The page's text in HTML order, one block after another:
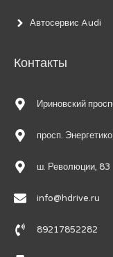
Автосервис Audi
Контакты
Ириновский
просп.
ш. Революции, 83
info@hdrive.ru
89217852282